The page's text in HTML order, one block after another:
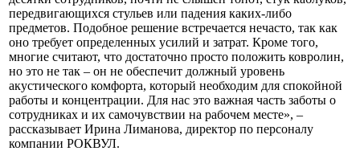
передвигающихся стульев или падения каких-либо
предметов. Подобное решение встречается нечасто, так как
оно требует определенных усилий и затрат. Кроме того,
многие считают, что достаточно просто положить ковролин,
но это не так – он не обеспечит должный уровень
акустического комфорта, который необходим для спокойной
работы и концентрации. Для нас это важная часть заботы о
сотрудниках и их самочувствии на рабочем месте», –
рассказывает Ирина Лиманова, директор по персоналу
компании РОКВУЛ.